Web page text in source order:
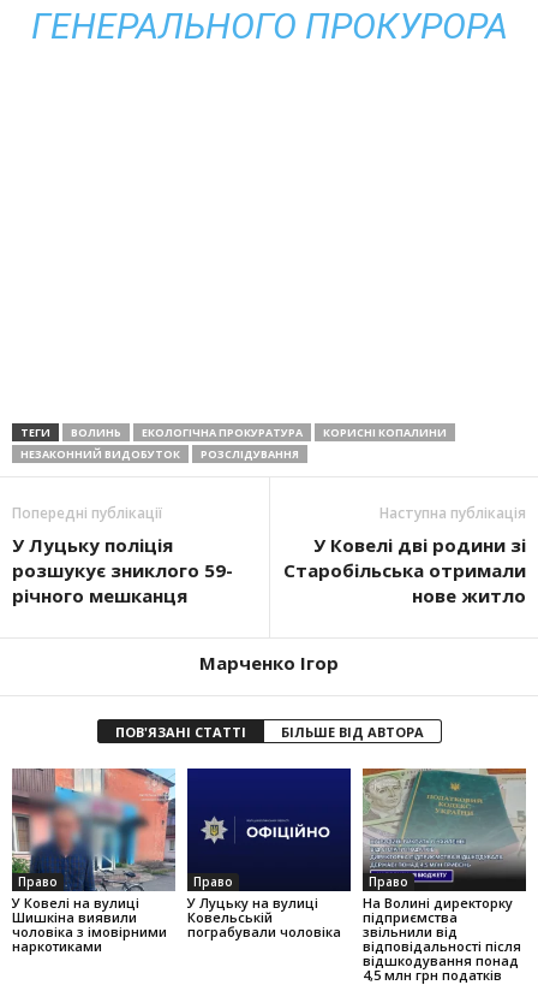
ГЕНЕРАЛЬНОГО ПРОКУРОРА
ТЕГИ ВОЛИНЬ ЕКОЛОГІЧНА ПРОКУРАТУРА
КОРИСНІ КОПАЛИНИ
НЕЗАКОННИЙ ВИДОБУТОК
РОЗСЛІДУВАННЯ
Попередні публікації
У Луцьку поліція
розшукує зниклого 59-
річного мешканця
Наступна публікація
У Ковелі дві родини зі
Старобільська отримали
нове житло
Марченко Ігор
ПОВ'ЯЗАНІ СТАТТІ БІЛЬШЕ ВІД АВТОРА
Право
У Ковелі на вулиці
Шишкіна виявили
чоловіка з імовірними
наркотиками
Право
У Луцьку на вулиці
Ковельській
пограбували чоловіка
Право
На Волині директорку
підприємства
звільнили від
відповідальності після
відшкодування понад
4,5 млн грн податків